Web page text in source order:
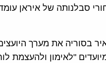
סבלנותה של איראן
בסוריה את מערך
"לאימון ולהעצמת